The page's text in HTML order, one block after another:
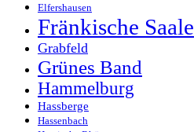
Elfershausen
Fränkische Saale
Grabfeld
Grünes Band
Hammelburg
Hassberge
Hassenbach